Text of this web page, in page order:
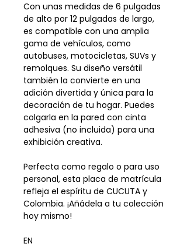
Con unas medidas de 6 pulgadas
de alto por 12 pulgadas de largo,
es compatible con una amplia
gama de vehículos, como
autobuses, motocicletas, SUVs y
remolques. Su diseño versátil
también la convierte en una
adición divertida y única para la
decoración de tu hogar. Puedes
colgarla en la pared con cinta
adhesiva (no incluida) para una
exhibición creativa.
Perfecta como regalo o para uso
personal, esta placa de matrícula
refleja el espíritu de CUCUTA y
Colombia. ¡Añádela a tu colección
hoy mismo!
EN